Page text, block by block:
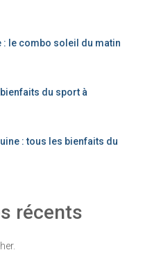
le combo soleil du matin
du sport à
: tous les bienfaits du
récents